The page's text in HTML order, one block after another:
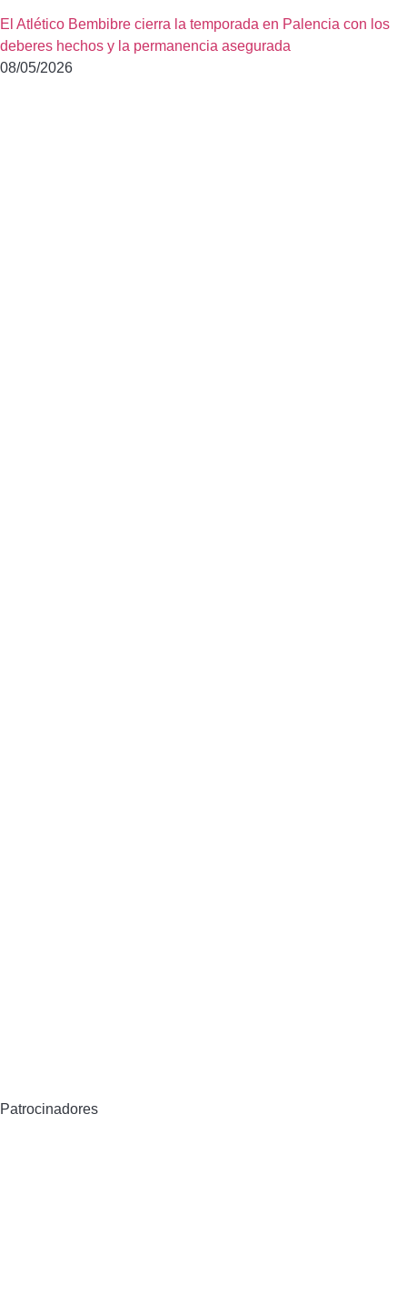
El Atlético Bembibre cierra la temporada en Palencia con los
deberes hechos y la permanencia asegurada
08/05/2026
Patrocinadores